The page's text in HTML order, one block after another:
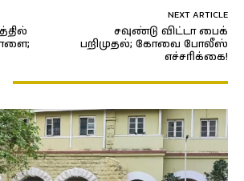
NEXT ARTICLE
சவுண்டு விட்டா பைக்
பறிமுதல்; கோவை போலீஸ்
எச்சரிக்கை!